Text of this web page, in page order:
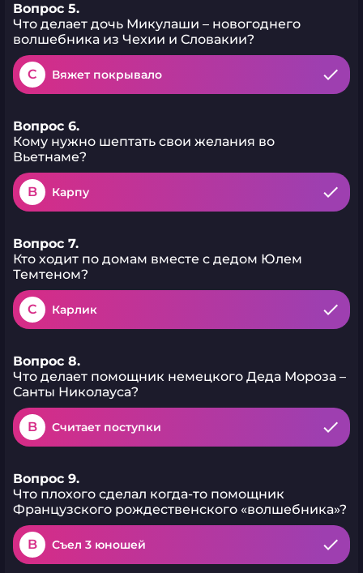
Вопрос 5.
Что делает дочь Микулаши – новогоднего
волшебника из Чехии и Словакии?
C Вяжет покрывало
Вопрос 6.
Кому нужно шептать свои желания во
Вьетнаме?
B Карпу
Вопрос 7.
Кто ходит по домам вместе с дедом Юлем
Темтеном?
C Карлик
Вопрос 8.
Что делает помощник немецкого Деда Мороза –
Санты Николауса?
B Считает поступки
Вопрос 9.
Что плохого сделал когда-то помощник
Французского рождественского «волшебника»?
B Съел 3 юношей